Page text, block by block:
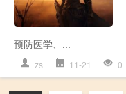
预防医学、...
zs 11-21 0